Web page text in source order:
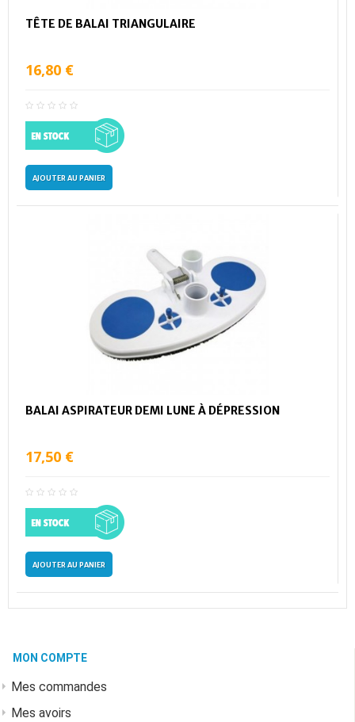
TÊTE DE BALAI TRIANGULAIRE
16,80 €
AJOUTER AU PANIER
BALAI ASPIRATEUR DEMI LUNE À DÉPRESSION
17,50 €
AJOUTER AU PANIER
MON COMPTE
Mes commandes
Mes avoirs